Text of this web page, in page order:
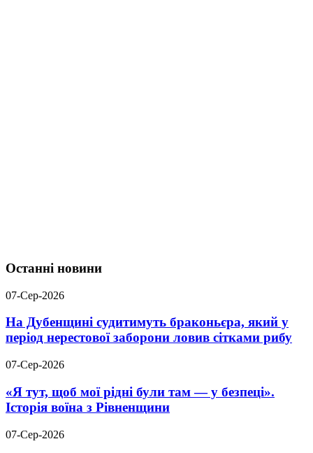
Останні новини
07-Сер-2026
На Дубенщині судитимуть браконьєра, який у
період нерестової заборони ловив сітками рибу
07-Сер-2026
«Я тут, щоб мої рідні були там — у безпеці».
Історія воїна з Рівненщини
07-Сер-2026